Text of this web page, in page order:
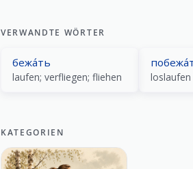
VERWANDTE WÖRTER
бежа́ть
laufen; verfliegen; fliehen loslaufen
KATEGORIEN